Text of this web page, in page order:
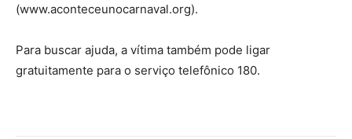
(www.aconteceunocarnaval.org).
Para buscar ajuda, a vítima também pode ligar
gratuitamente para o serviço telefônico 180.